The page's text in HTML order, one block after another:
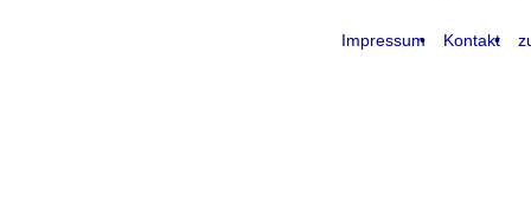
Impressum Kontakt